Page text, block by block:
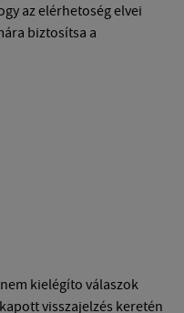
az elérhetoség elvei
biztosítsa a
kielégíto válaszok
visszajelzés keretén